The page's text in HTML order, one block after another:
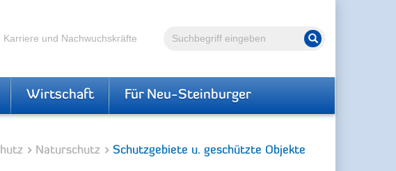
Volltextsuche Suche starten
Karriere und Nachwuchskräfte
Wirtschaft Für Neu-Steinburger
Naturschutz Schutzgebiete u. geschützte Objekte